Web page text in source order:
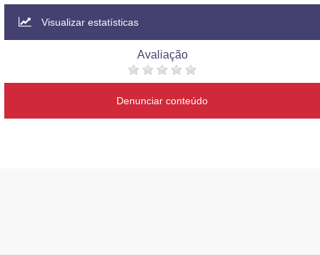
Visualizar estatísticas
Avaliação
Denunciar conteúdo